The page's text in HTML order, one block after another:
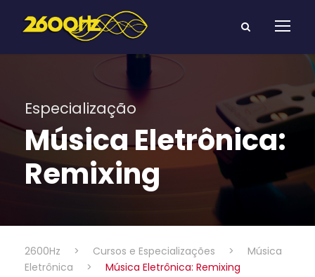
Especialização
Música Eletrônica:
Remixing
2600Hz > Cursos e Especializações >
Música
Eletrônica
> Música Eletrônica: Remixing